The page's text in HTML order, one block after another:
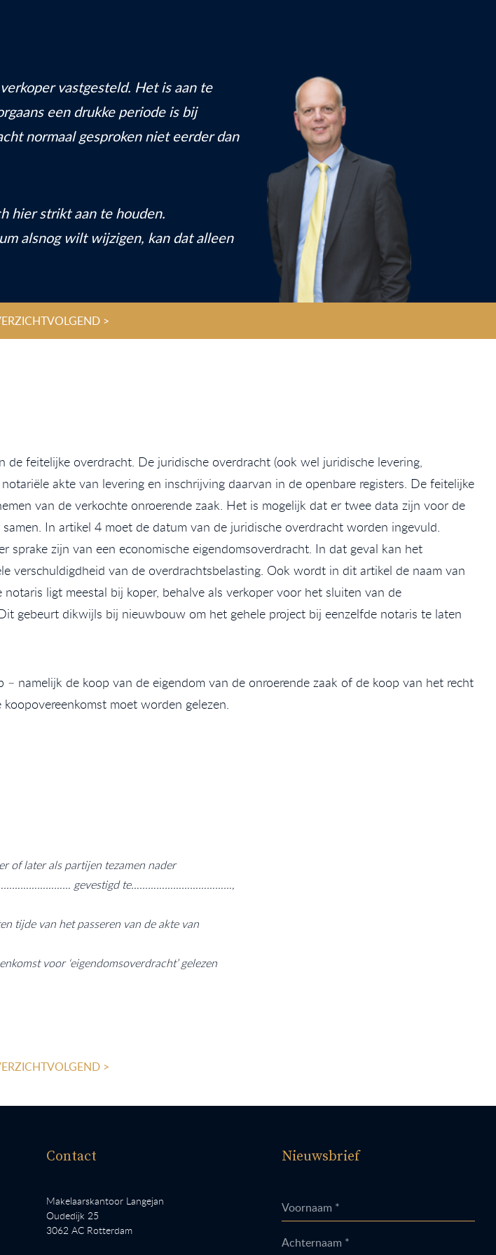
vastgesteld. Het is aan te
een drukke periode is bij
normaal gesproken niet eerder dan
hier strikt aan te houden.
alsnog wilt wijzigen, kan dat alleen
VOLGEND >
feitelijke overdracht. De juridische overdracht (ook wel juridische levering,
akte van levering en inschrijving daarvan in de openbare registers. De feitelijke
van de verkochte onroerende zaak. Het is mogelijk dat er twee data zijn voor de
In artikel 4 moet de datum van de juridische overdracht worden ingevuld.
zijn van een economische eigendomsoverdracht. In dat geval kan het
verschuldigdheid van de overdrachtsbelasting. Ook wordt in dit artikel de naam van
ligt meestal bij koper, behalve als verkoper voor het sluiten van de
gebeurt dikwijls bij nieuwbouw om het gehele project bij eenzelfde notaris te laten
namelijk de koop van de eigendom van de onroerende zaak of de koop van het recht
moet worden gelezen.
of later als partijen tezamen nader
gevestigd te………………………………,
tijde van het passeren van de akte van
voor ‘eigendomsoverdracht’ gelezen
VOLGEND >
Contact
Makelaarskantoor Langejan
Oudedijk 25
3062 AC Rotterdam
Nieuwsbrief
Voornaam *
Achternaam *